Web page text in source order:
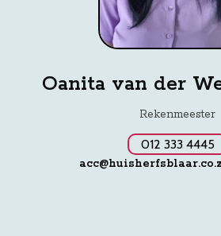
Oanita van der
Rekenmeester
012 333 4445